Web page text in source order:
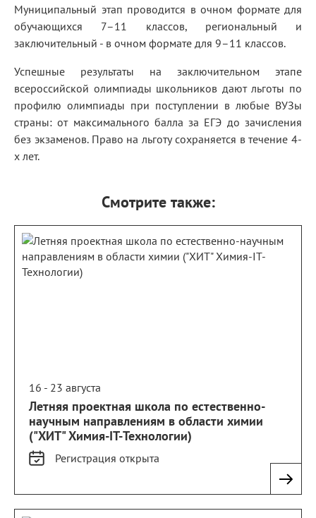
Муниципальный этап проводится в очном формате для
обучающихся 7–11 классов, региональный и
заключительный - в очном формате для 9–11 классов.
Успешные результаты на заключительном этапе
всероссийской олимпиады школьников дают льготы по
профилю олимпиады при поступлении в любые ВУЗы
страны: от максимального балла за ЕГЭ до зачисления
без экзаменов. Право на льготу сохраняется в течение 4-
х лет.
Смотрите также:
16 - 23 августа
Летняя проектная школа по естественно-
научным направлениям в области химии
("ХИТ" Химия-IT-Технологии)
Регистрация открыта